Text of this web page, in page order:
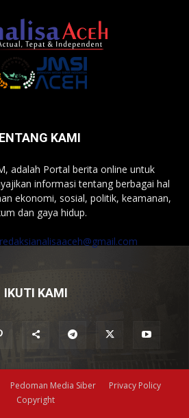
KAMI
adalah Portal berita online untuk
informasi tentang berbagai hal
ekonomi, sosial, politik, keamanan,
dan gaya hidup.
redaksianalisaaceh@gmail.com
IKUTI KAMI
Pedoman Media Siber
Privacy Policy
Copyright